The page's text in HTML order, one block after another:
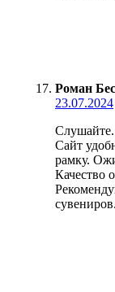
Роман
23.07.2024
Слушайте.
Сайт
рамку.
Качество
сувениров.